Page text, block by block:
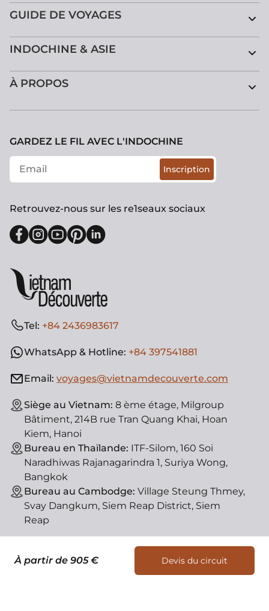
À partir de 905 € Devis du circuit
GUIDE DE VOYAGES
INDOCHINE & ASIE
À PROPOS
Tel: +84 2436983617
WhatsApp & Hotline: +84 397541881
Email: voyages@vietnamdecouverte.com
Siège au Vietnam: 8 ème étage, Milgroup
Bâtiment, 214B rue Tran Quang Khai, Hoan
Kiem, Hanoi
Bureau en Thaïlande: ITF-Silom, 160 Soi
Naradhiwas Rajanagarindra 1, Suriya Wong,
Bangkok
Bureau au Cambodge: Village Steung Thmey,
Svay Dangkum, Siem Reap District, Siem
Reap
GARDEZ LE FIL AVEC L'INDOCHINE
Inscription
Retrouvez-nous sur les re1seaux sociaux
© Vietnam Découverte, agence de voyage locale. License